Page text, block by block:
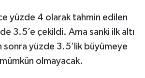
yüzde 4 olarak tahmin edilen
3.5’e çekildi. Ama sanki ilk altı
sonra yüzde 3.5’lik büyümeye
olmayacak.